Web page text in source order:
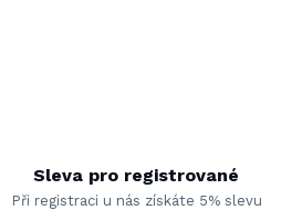
Sleva pro registrované
Při registraci u nás získáte 5% slevu